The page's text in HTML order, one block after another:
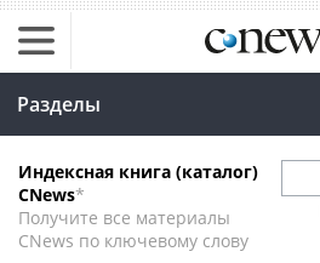
Разделы
Индексная книга (каталог)
CNews*
Получите все материалы
CNews по ключевому слову